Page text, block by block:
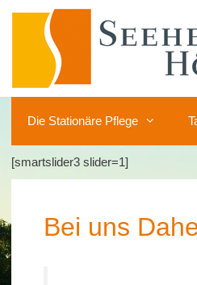
Die Stationäre Pflege
[smartslider3 slider=1]
Bei uns